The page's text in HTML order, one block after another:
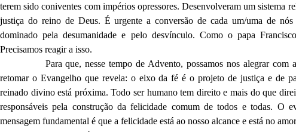
terem sido coniventes com impérios opressores. Desenvolveram um sistema
justiça do reino de Deus. É urgente a conversão de cada um/uma de
dominado pela desumanidade e pelo desvínculo. Como o papa
Precisamos reagir a isso.
Para que, nesse tempo de Advento, possamos nos alegrar
retomar o Evangelho que revela: o eixo da fé é o projeto de justiça e de
reinado divino está próxima. Todo ser humano tem direito e mais do que
responsáveis pela construção da felicidade comum de todos e todas. O
mensagem fundamental é que a felicidade está ao nosso alcance e está no